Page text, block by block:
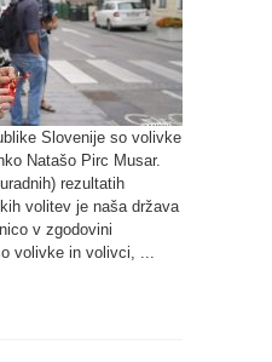
Slovenije so volivke
Natašo Pirc Musar.
rezultatih
volitev je naša država
v zgodovini
volivke in volivci, ...